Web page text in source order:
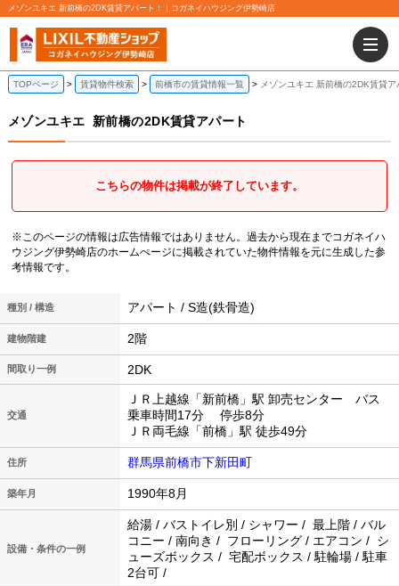
メゾンユキエ 新前橋の2DK賃貸アパート！｜コガネイハウジング伊勢崎店
TOPページ 賃貸物件検索 前橋市の賃貸情報一覧 メゾンユキエ 新前橋の2DK賃貸ア
メゾンユキエ 新前橋の2DK賃貸アパート
こちらの物件は掲載が終了しています。
※このページの情報は広告情報ではありません。過去から現在までコガネイハ
ウジング伊勢崎店のホームぺージに掲載されていた物件情報を元に生成した参
考情報です。
種別 / 構造 アパート / S造(鉄骨造)
建物階建 2階
間取り一例 2DK
交通
ＪＲ上越線「新前橋」駅 卸売センター バス
乗車時間17分 停歩8分
ＪＲ両毛線「前橋」駅 徒歩49分
住所 群馬県前橋市下新田町
築年月 1990年8月
設備・条件の一例
給湯 / バストイレ別 / シャワー / 最上階 / バル
コニー / 南向き / フローリング / エアコン / シ
ューズボックス / 宅配ボックス / 駐輪場 / 駐車
2台可 /